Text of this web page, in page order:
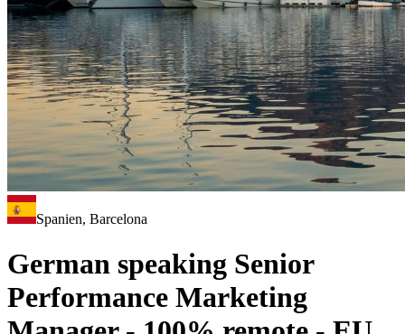
Spanien, Barcelona
German speaking Senior
Performance Marketing